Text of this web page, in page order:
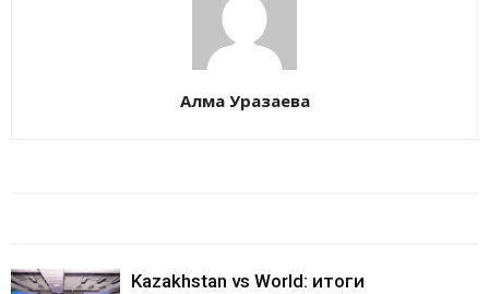
Алма Уразаева
Kazakhstan vs World: итоги